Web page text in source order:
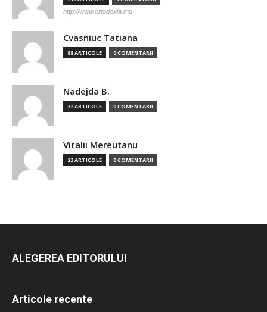
http://www.ortodoxia.md
Cvasniuc Tatiana
88 ARTICOLE 0 COMENTARII
Nadejda B.
32 ARTICOLE 0 COMENTARII
Vitalii Mereutanu
23 ARTICOLE 0 COMENTARII
ALEGEREA EDITORULUI
Articole recente